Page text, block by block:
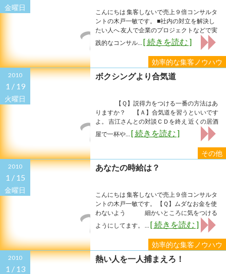
金曜日
効率的な集客ノウハウ
こんにちは 集客しないで売上９倍コンサルタ
ントの木戸一敏です。 ■社内の対立を解決し
たい人へ 友人で企業のプロジェクトなどで実
践的なコンサル... [ 続きを読む ]
2010
1 / 19
火曜日
その他
ボクシングより合気道
【Ｑ】説得力をつける一番の方法はあ
りますか？ 【Ａ】合気道を習うといいです
よ。 吉江さんとの対談ＣＤを終え 近くの居酒
屋で一杯や... [ 続きを読む ]
2010
1 / 15
金曜日
効率的な集客ノウハウ
あなたの時給は？
こんにちは 集客しないで売上９倍コンサルタ
ントの木戸一敏です。 【Ｑ】ムダなお金を使
わないよう 細かいところに気をつける
ようにしてます。 ... [ 続きを読む ]
2010
1 / 13
熱い人を一人捕まえろ！